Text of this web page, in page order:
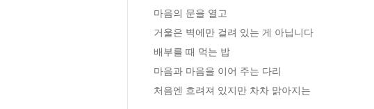
마음의 문을 열고
거울은 벽에만 걸려 있는 게 아닙니다
배부를 때 먹는 밥
마음과 마음을 이어 주는 다리
처음엔 흐려져 있지만 차차 맑아지는